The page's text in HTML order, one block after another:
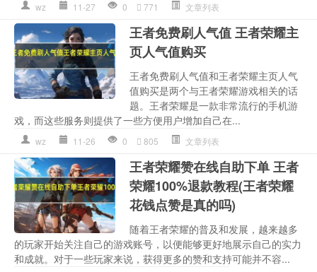
wz 11-27 0 771 文章列表
王者免费刷人气值 王者荣耀主
页人气值购买
王者免费刷人气值和王者荣耀主页人气
值购买是两个与王者荣耀游戏相关的话
题。王者荣耀是一款非常流行的手机游
戏，而这些服务则提供了一些方便用户增加自己在...
wz 11-26 0 805 文章列表
王者荣耀赞在线自助下单 王者
荣耀100%退款教程(王者荣耀
花钱点赞是真的吗)
随着王者荣耀的普及和发展，越来越多
的玩家开始关注自己的游戏账号，以便能够更好地展示自己的实力
和成就。对于一些玩家来说，获得更多的赞和支持可能并不容...